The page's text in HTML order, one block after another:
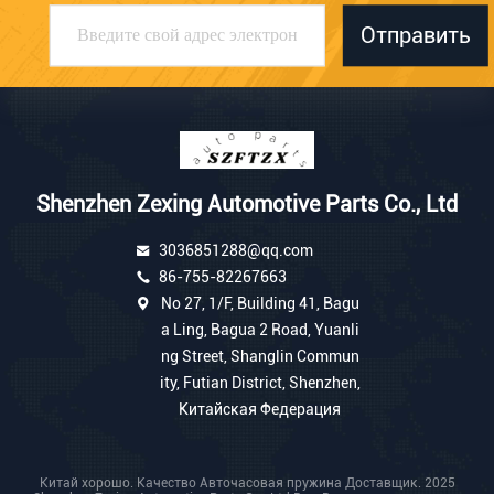
Отправить
Shenzhen Zexing Automotive Parts Co., Ltd
3036851288@qq.com
86-755-82267663
No 27, 1/F, Building 41, Bagu
a Ling, Bagua 2 Road, Yuanli
ng Street, Shanglin Commun
ity, Futian District, Shenzhen,
Китайская Федерация
Китай хорошо. Качество Авточасовая пружина Доставщик. 2025